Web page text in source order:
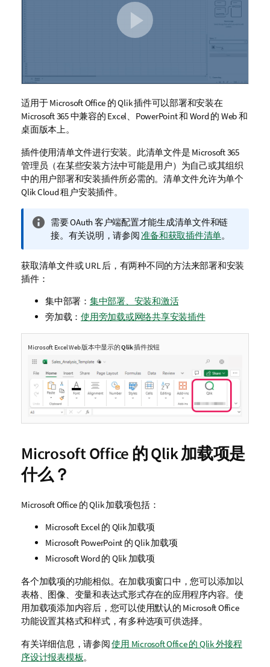
适用于Microsoft Office 的Qlik插件可以部署和安装在
Microsoft 365中兼容的 Excel PowerPoint和 Word 的 Web 和
桌面版本上。
插件使用清单文件进行安装。此清单文件是 Microsoft 365
管理员（在某些安装方法中可能是用户）为自己或其组织
中的用户部署和安装插件所必需的。清单文件允许为单个
Qlik Cloud租户安装插件。
信
息
释
需要 OAuth 客户端配置才能生成清单文件和链
接。有关说明，请参阅准备和获取插件清单。
获取清单文件或 URL 后，有两种不同的方法来部署和安装
插件：
集中部署： 集中部署、安装和激活
旁加载： 使用旁加载或网络共享安装插件
Microsoft ExcelWeb 版本中显示的Qlik插件按钮
Microsoft Office 的Qlik加载项是
什么？
Microsoft Office 的Qlik加载项包括：
Microsoft Excel的 Qlik加载项
Microsoft PowerPoint 的Qlik加载项
Microsoft Word 的 Qlik加载项
各个加载项的功能相似。在加载项窗口中，您可以添加以
表格、图像、变量和表达式形式存在的应用程序内容。使
用加载项添加内容后，您可以使用默认的 Microsoft Office
功能设置其格式和样式，有多种选项可供选择。
有关详细信息，请参阅使用 Microsoft Office 的 Qlik 外接程
序设计报表模板。